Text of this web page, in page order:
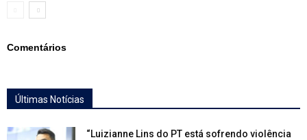
Comentários
Últimas Notícias
“Luizianne Lins do PT está sofrendo violência